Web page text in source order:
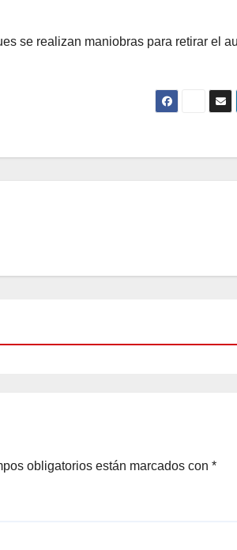
se realizan maniobras para retirar el
obligatorios están marcados con *